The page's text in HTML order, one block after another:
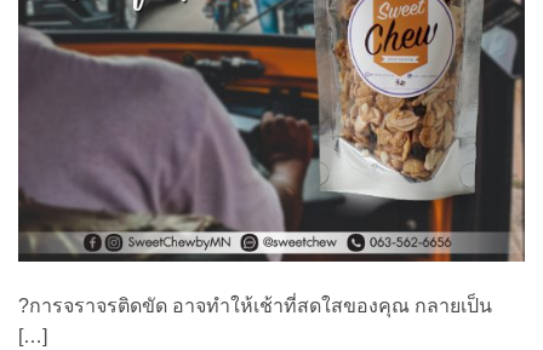
?การจราจรติดขัด อาจทำให้เช้าที่สดใสของคุณ กลายเป็น
[…]